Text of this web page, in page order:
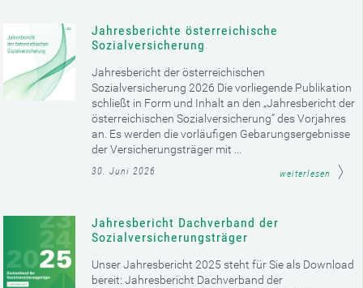
Jahresberichte österreichische
Sozialversicherung
Jahresbericht der österreichischen
Sozialversicherung 2026 Die vorliegende Publikation
schließt in Form und Inhalt an den „Jahresbericht der
österreichischen Sozialversicherung“ des Vorjahres
an. Es werden die vorläufigen Gebarungsergebnisse
der Versicherungsträger mit ...
30. Juni 2026 weiterlesen
Jahresbericht Dachverband der
Sozialversicherungsträger
Unser Jahresbericht 2025 steht für Sie als Download
bereit: Jahresbericht Dachverband der